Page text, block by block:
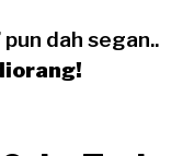
dah segan..